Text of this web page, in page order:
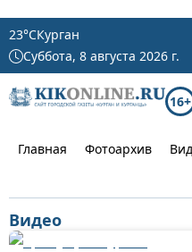
23°CКурган
Суббота, 8 августа 2026 г.
16+
Главная Фотоархив
Видео